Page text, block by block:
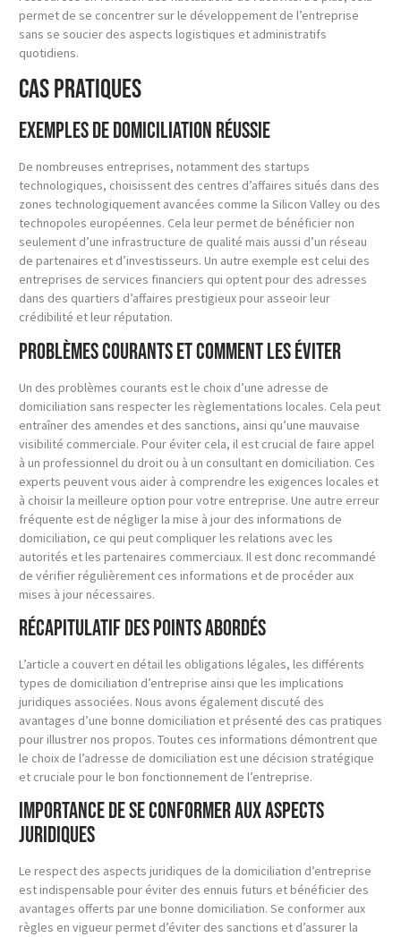
permet de se concentrer sur le développement de l’entreprise
sans se soucier des aspects logistiques et administratifs
quotidiens.
Cas pratiques
Exemples de domiciliation réussie
De nombreuses entreprises, notamment des startups
technologiques, choisissent des centres d’affaires situés dans des
zones technologiquement avancées comme la Silicon Valley ou des
technopoles européennes. Cela leur permet de bénéficier non
seulement d’une infrastructure de qualité mais aussi d’un réseau
de partenaires et d’investisseurs. Un autre exemple est celui des
entreprises de services financiers qui optent pour des adresses
dans des quartiers d’affaires prestigieux pour asseoir leur
crédibilité et leur réputation.
Problèmes courants et comment les éviter
Un des problèmes courants est le choix d’une adresse de
domiciliation sans respecter les règlementations locales. Cela peut
entraîner des amendes et des sanctions, ainsi qu’une mauvaise
visibilité commerciale. Pour éviter cela, il est crucial de faire appel
à un professionnel du droit ou à un consultant en domiciliation. Ces
experts peuvent vous aider à comprendre les exigences locales et
à choisir la meilleure option pour votre entreprise. Une autre erreur
fréquente est de négliger la mise à jour des informations de
domiciliation, ce qui peut compliquer les relations avec les
autorités et les partenaires commerciaux. Il est donc recommandé
de vérifier régulièrement ces informations et de procéder aux
mises à jour nécessaires.
Récapitulatif des points abordés
L’article a couvert en détail les obligations légales, les différents
types de domiciliation d’entreprise ainsi que les implications
juridiques associées. Nous avons également discuté des
avantages d’une bonne domiciliation et présenté des cas pratiques
pour illustrer nos propos. Toutes ces informations démontrent que
le choix de l’adresse de domiciliation est une décision stratégique
et cruciale pour le bon fonctionnement de l’entreprise.
Importance de se conformer aux aspects
juridiques
Le respect des aspects juridiques de la domiciliation d’entreprise
est indispensable pour éviter des ennuis futurs et bénéficier des
avantages offerts par une bonne domiciliation. Se conformer aux
règles en vigueur permet d’éviter des sanctions et d’assurer la